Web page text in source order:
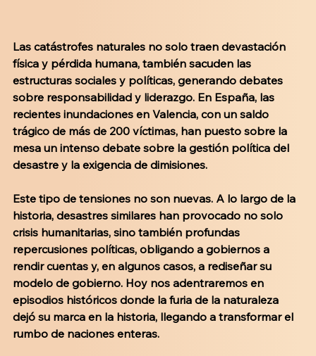
Las catástrofes naturales no solo traen devastación
física y pérdida humana, también sacuden las
estructuras sociales y políticas, generando debates
sobre responsabilidad y liderazgo. En España, las
recientes inundaciones en Valencia, con un saldo
trágico de más de 200 víctimas, han puesto sobre la
mesa un intenso debate sobre la gestión política del
desastre y la exigencia de dimisiones.
Este tipo de tensiones no son nuevas. A lo largo de la
historia, desastres similares han provocado no solo
crisis humanitarias, sino también profundas
repercusiones políticas, obligando a gobiernos a
rendir cuentas y, en algunos casos, a rediseñar su
modelo de gobierno. Hoy nos adentraremos en
episodios históricos donde la furia de la naturaleza
dejó su marca en la historia, llegando a transformar el
rumbo de naciones enteras.